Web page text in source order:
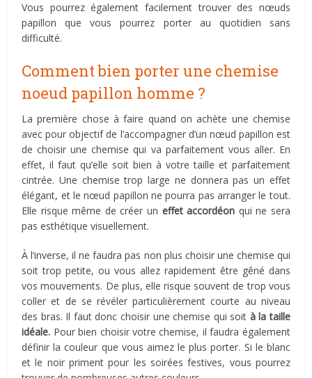
Vous pourrez également facilement trouver des nœuds
papillon que vous pourrez porter au quotidien sans
difficulté.
Comment bien porter une chemise
noeud papillon homme ?
La première chose à faire quand on achète une chemise
avec pour objectif de l’accompagner d’un nœud papillon est
de choisir une chemise qui va parfaitement vous aller. En
effet, il faut qu’elle soit bien à votre taille et parfaitement
cintrée. Une chemise trop large ne donnera pas un effet
élégant, et le nœud papillon ne pourra pas arranger le tout.
Elle risque même de créer un effet accordéon qui ne sera
pas esthétique visuellement.
À l’inverse, il ne faudra pas non plus choisir une chemise qui
soit trop petite, ou vous allez rapidement être gêné dans
vos mouvements. De plus, elle risque souvent de trop vous
coller et de se révéler particulièrement courte au niveau
des bras. Il faut donc choisir une chemise qui soit à la taille
idéale. Pour bien choisir votre chemise, il faudra également
définir la couleur que vous aimez le plus porter. Si le blanc
et le noir priment pour les soirées festives, vous pourrez